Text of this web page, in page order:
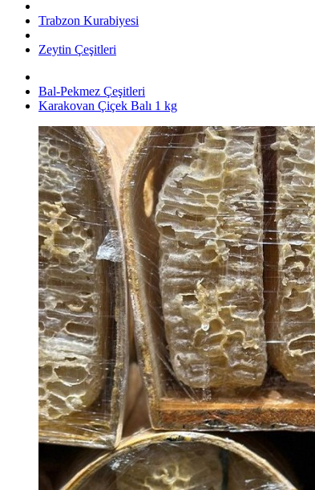
Trabzon Kurabiyesi
Zeytin Çeşitleri
Bal-Pekmez Çeşitleri
Karakovan Çiçek Balı 1 kg